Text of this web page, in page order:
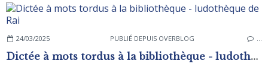
24/03/2025 PUBLIÉ DEPUIS OVERBLOG
Dictée à mots tordus à la bibliothèque - ludothèque de Rai